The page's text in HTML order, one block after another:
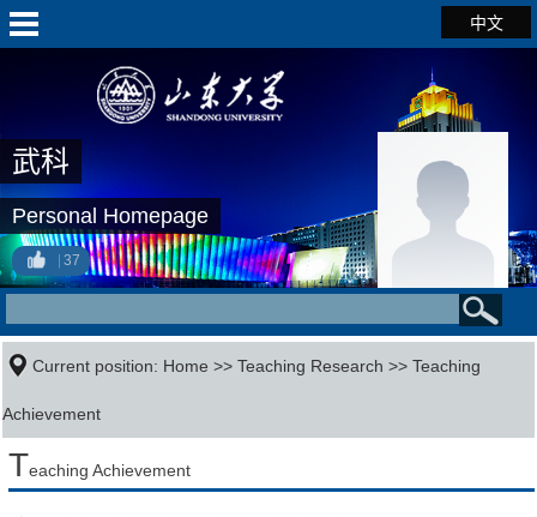
中文
武科
Personal Homepage
37
Current position: Home >>Teaching Research >>Teaching
Achievement
Teaching Achievement